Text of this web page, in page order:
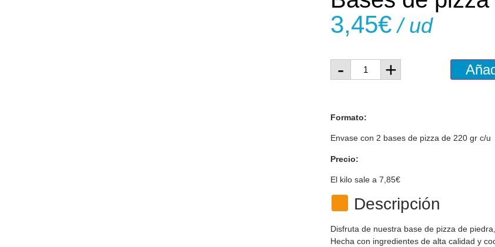
Recetas con Pescado
Recetas con Verduras y
3,45€ / ud
- +
Formato:
Envase con 2 bases de pizza de 220 gr c/u
Precio:
El kilo sale a 7,85€
Descripción
Disfruta de nuestra base de pizza de
Hecha con ingredientes de alta calidad y